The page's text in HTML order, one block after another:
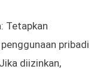
Tetapkan
pribadi
diizinkan,